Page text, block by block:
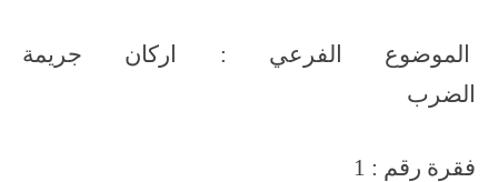
الموضوع الفرعي : اركان جريمة
الضرب
فقرة رقم : 1